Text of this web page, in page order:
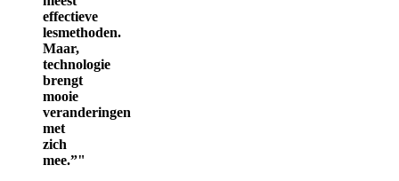
effectieve
lesmethoden.
Maar,
technologie
brengt
mooie
veranderingen
met
zich
mee.”